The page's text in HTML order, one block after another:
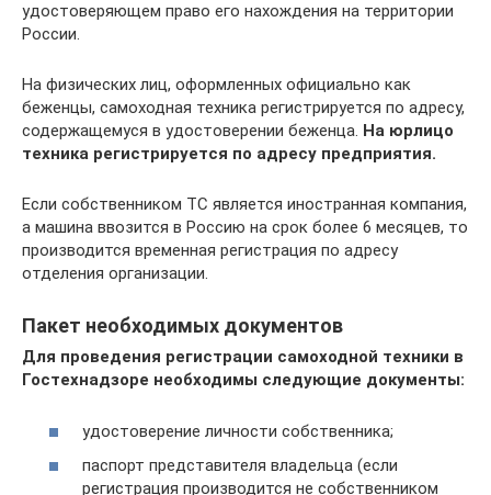
удостоверяющем право его нахождения на территории
России.
На физических лиц, оформленных официально как
беженцы, самоходная техника регистрируется по адресу,
содержащемуся в удостоверении беженца. На юрлицо
техника регистрируется по адресу предприятия.
Если собственником ТС является иностранная компания,
а машина ввозится в Россию на срок более 6 месяцев, то
производится временная регистрация по адресу
отделения организации.
Пакет необходимых документов
Для проведения регистрации самоходной техники в
Гостехнадзоре необходимы следующие документы:
удостоверение личности собственника;
паспорт представителя владельца (если
регистрация производится не собственником